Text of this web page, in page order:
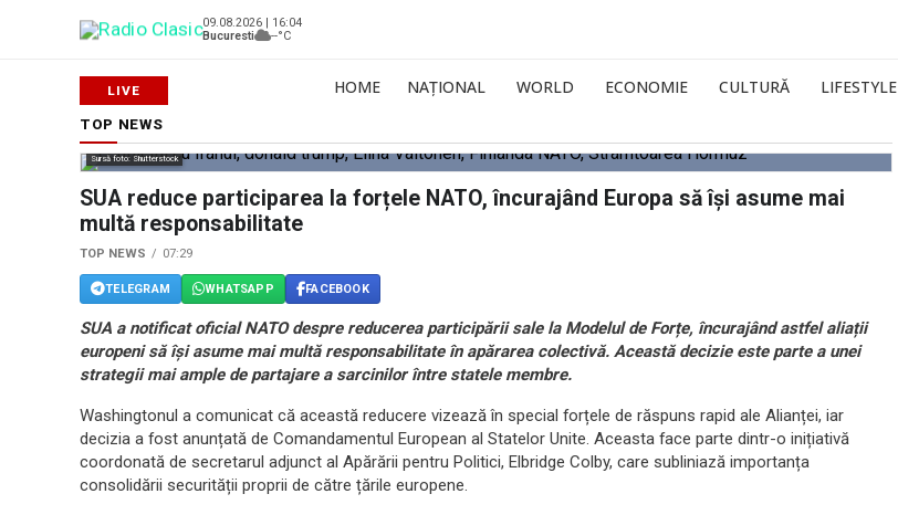
09.08.2026 | 16:04
Bucuresti
--°C
HOME NAȚIONAL WORLD ECONOMIE CULTURĂ LIFESTYLE
TOP NEWS
Sursă foto: Shutterstock
SUA reduce participarea la forțele NATO, încurajând Europa să își asume mai
multă responsabilitate
TOP NEWS 07:29
TELEGRAM WHATSAPP FACEBOOK
SUA a notificat oficial NATO despre reducerea participării sale la Modelul de Forțe, încurajând astfel aliații
europeni să își asume mai multă responsabilitate în apărarea colectivă. Această decizie este parte a unei
strategii mai ample de partajare a sarcinilor între statele membre.
Washingtonul a comunicat că această reducere vizează în special forțele de răspuns rapid ale Alianței, iar
decizia a fost anunțată de Comandamentul European al Statelor Unite. Aceasta face parte dintr-o inițiativă
coordonată de secretarul adjunct al Apărării pentru Politici, Elbridge Colby, care subliniază importanța
consolidării securității proprii de către țările europene.